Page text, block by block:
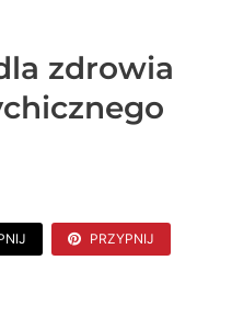
zdrowia
PRZYPNIJ